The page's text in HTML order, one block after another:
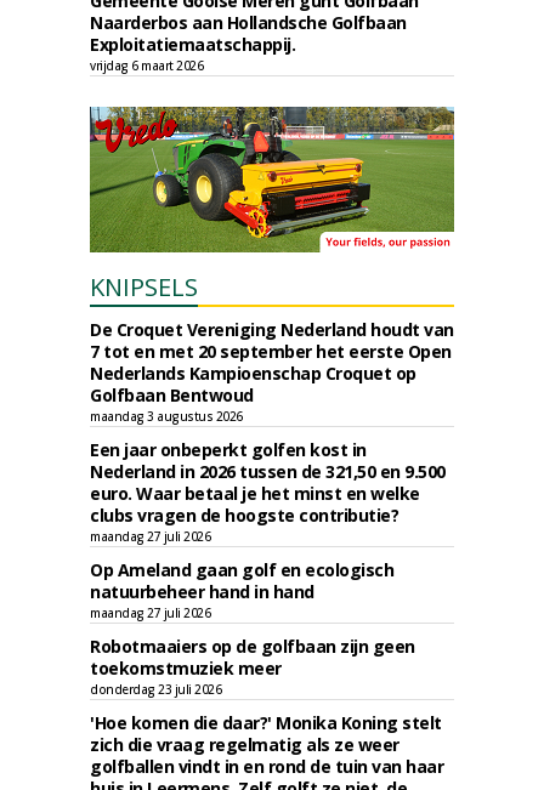
Naarderbos aan Hollandsche Golfbaan
Exploitatiemaatschappij.
vrijdag 6 maart 2026
KNIPSELS
De Croquet Vereniging Nederland houdt van
7 tot en met 20 september het eerste Open
Nederlands Kampioenschap Croquet op
Golfbaan Bentwoud
maandag 3 augustus 2026
Een jaar onbeperkt golfen kost in
Nederland in 2026 tussen de 321,50 en 9.500
euro. Waar betaal je het minst en welke
clubs vragen de hoogste contributie?
maandag 27 juli 2026
Op Ameland gaan golf en ecologisch
natuurbeheer hand in hand
maandag 27 juli 2026
Robotmaaiers op de golfbaan zijn geen
toekomstmuziek meer
donderdag 23 juli 2026
'Hoe komen die daar?' Monika Koning stelt
zich die vraag regelmatig als ze weer
golfballen vindt in en rond de tuin van haar